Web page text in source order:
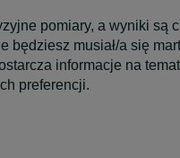
pomiary, a wyniki są
musiał/a się
informacje na
preferencji.